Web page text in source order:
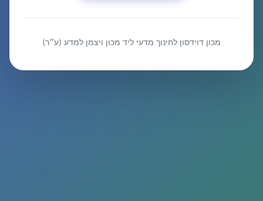
מכון דוידסון לחינוך מדעי ליד מכון ויצמן למדע (ע״ר)